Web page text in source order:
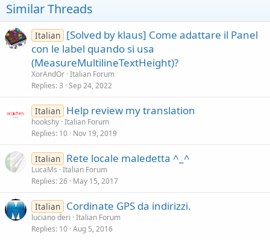
n
s
:
Similar Threads
Italian [Solved by klaus] Come adattare il Panel
con le label quando si usa
(MeasureMultilineTextHeight)?
XorAndOr Italian Forum
Replies 3 Sep 24, 2022
Italian Help review my translation
hookshy Italian Forum
Replies 10 Nov 19, 2019
Italian Rete locale maledetta ^_^
LucaMs Italian Forum
Replies 26 May 15, 2017
Italian Cordinate GPS da indirizzi.
luciano deri Italian Forum
Replies 10 Aug 5, 2016